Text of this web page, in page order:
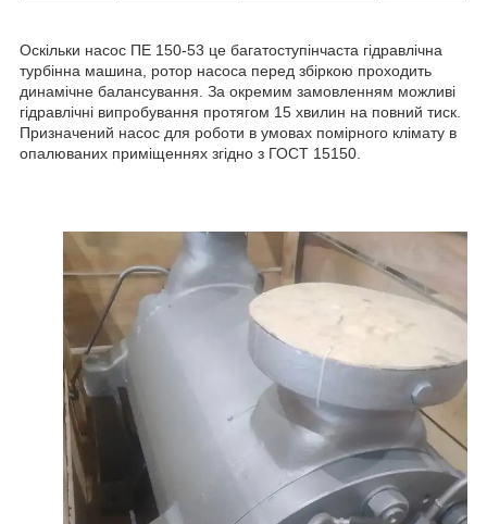
Оскільки насос ПЕ 150-53 це багатоступінчаста гідравлічна
турбінна машина, ротор насоса перед збіркою проходить
динамічне балансування. За окремим замовленням можливі
гідравлічні випробування протягом 15 хвилин на повний тиск.
Призначений насос для роботи в умовах помірного клімату в
опалюваних приміщеннях згідно з ГОСТ 15150.